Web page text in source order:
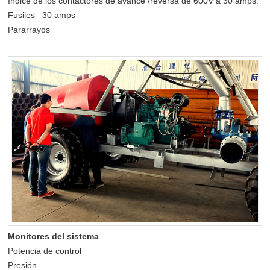
Fusiles– 30 amps
Pararrayos
Monitores del sistema
Potencia de control
Presión